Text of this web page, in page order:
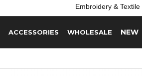
Embroidery & Textile
ACCESSORIES WHOLESALE NEW